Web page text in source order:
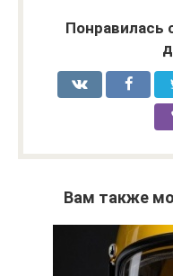
Понравилась
Вам также